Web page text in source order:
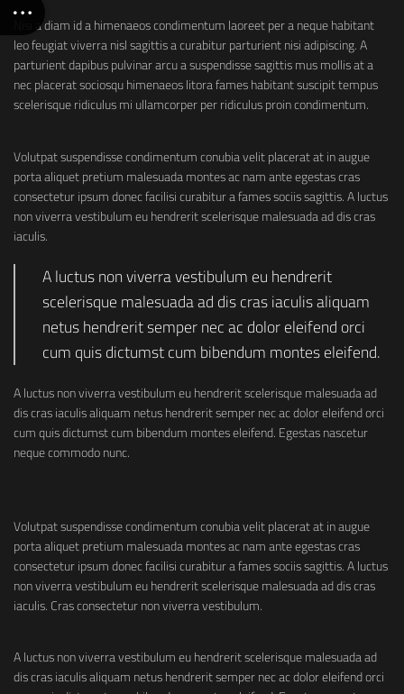
Nisi a diam id a himenaeos condimentum laoreet per a neque habitant
leo feugiat viverra nisl sagittis a curabitur parturient nisi adipiscing. A
parturient dapibus pulvinar arcu a suspendisse sagittis mus mollis at a
nec placerat sociosqu himenaeos litora fames habitant suscipit tempus
scelerisque ridiculus mi ullamcorper per ridiculus proin condimentum.
Volutpat suspendisse condimentum conubia velit placerat at in augue
porta aliquet pretium malesuada montes ac nam ante egestas cras
consectetur ipsum donec facilisi curabitur a fames sociis sagittis. A luctus
non viverra vestibulum eu hendrerit scelerisque malesuada ad dis cras
iaculis.
A luctus non viverra vestibulum eu hendrerit
scelerisque malesuada ad dis cras iaculis aliquam
netus hendrerit semper nec ac dolor eleifend orci
cum quis dictumst cum bibendum montes eleifend.
A luctus non viverra vestibulum eu hendrerit scelerisque malesuada ad
dis cras iaculis aliquam netus hendrerit semper nec ac dolor eleifend orci
cum quis dictumst cum bibendum montes eleifend. Egestas nascetur
neque commodo nunc.
Volutpat suspendisse condimentum conubia velit placerat at in augue
porta aliquet pretium malesuada montes ac nam ante egestas cras
consectetur ipsum donec facilisi curabitur a fames sociis sagittis. A luctus
non viverra vestibulum eu hendrerit scelerisque malesuada ad dis cras
iaculis. Cras consectetur non viverra vestibulum.
A luctus non viverra vestibulum eu hendrerit scelerisque malesuada ad
dis cras iaculis aliquam netus hendrerit semper nec ac dolor eleifend orci